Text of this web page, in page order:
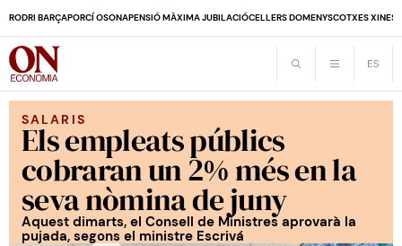
RODRI BARÇAPORCÍ OSONAPENSIÓ MÀXIMA JUBILACIÓCELLERS DOMENYSCOTXES
SALARIS
Els empleats públics
cobraran un 2% més en la
seva nòmina de juny
Aquest dimarts, el Consell de Ministres aprovarà la
pujada, segons el ministre Escrivá